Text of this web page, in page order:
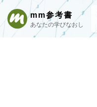
mm参考書
あなたの学びなおし